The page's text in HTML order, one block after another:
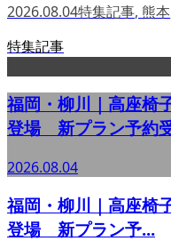
2026.08.04特集記事, 熊本
特集記事
福岡・柳川｜高座椅
登場 新プラン予約
2026.08.04
福岡・柳川｜高座椅
登場 新プラン予...